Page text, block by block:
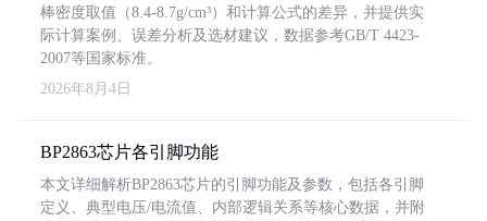
棒密度取值（8.4-8.7g/cm³）和计算公式的差异，并提供实
际计算案例、误差分析及选材建议，数据参考GB/T 4423-
2007等国家标准。
2026年8月4日
BP2863芯片各引脚功能
本文详细解析BP2863芯片的引脚功能及参数，包括各引脚
定义、典型电压/电流值、内部逻辑关系等核心数据，并附